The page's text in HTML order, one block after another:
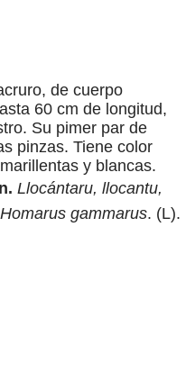
de cuerpo
60 cm de longitud,
Su pimer par de
pinzas. Tiene color
y blancas.
Llocántaru, llocantu,
Homarus gammarus. (L).